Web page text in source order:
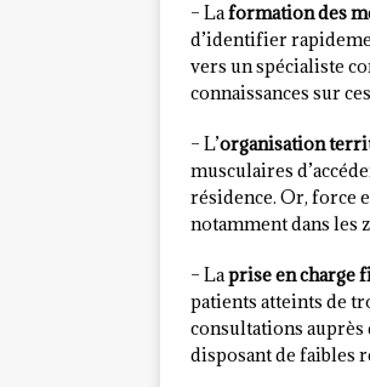
– Laformation des
d’identifier
vers un spécialiste
connaissances sur
– L’organisation
musculaires
résidence. Or, force
notamment dans les
– Laprise en charge
patients atteints de
consultations
disposant de faibles